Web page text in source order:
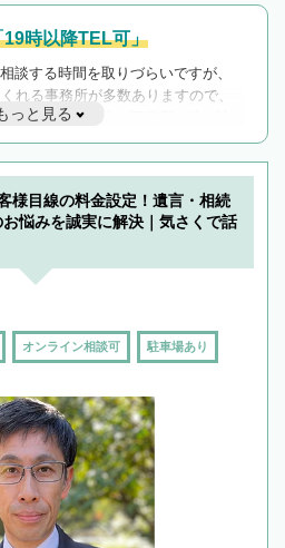
時以降TEL可」
談する時間を取りづらいですが、
れる事務所が多数ありますので、
場合はそのような事務所に絞り込
TEL可の条件
えて再検索
っと見る
様目線の料金設定！遺言・相続
悩みを誠実に解決｜気さくで話
オンライン相談可 駐車場あり